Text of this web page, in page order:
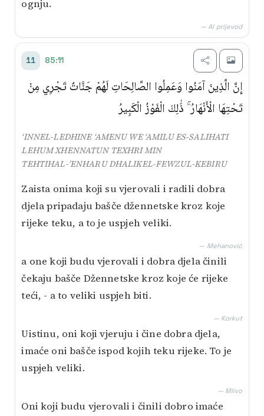
ognju.
— AI prijevod
11 85:11
إِنَّ الَّذِينَ آمَنُوا وَعَمِلُوا الصَّالِحَاتِ لَهُمْ جَنَّاتٌ تَجْرِي مِنْ
تَحْتِهَا الْأَنْهَارُ ۚ ذَٰلِكَ الْفَوْزُ الْكَبِيرُ
‘INNEL-LEDHINE ‘AMENU WE ‘AMILU ES-SALIHATI
LEHUM XHENNATUN TEXHRI MIN
TEHTIHAL-’ENHARU DHALIKEL-FEWZUL-KEBIRU
Zaista onima koji su vjerovali i radili dobra
djela pripadaju bašče džennetske kroz koje
rijeke teku, a to je uspjeh veliki.
— Mehanović
a one koji budu vjerovali i dobra djela činili
čekaju bašče Džennetske kroz koje će rijeke
teći, - a to veliki uspjeh biti.
— Korkut
Uistinu, oni koji vjeruju i čine dobra djela,
imaće oni bašče ispod kojih teku rijeke. To je
uspjeh veliki.
— Mlivo
Oni koji budu vjerovali i činili dobro imaće